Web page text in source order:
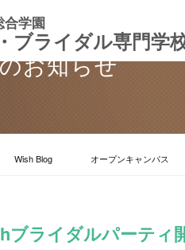
学園
ブライダル専門学
お知らせ
Wish Blog オープンキャンパス
ブライダルパーティ